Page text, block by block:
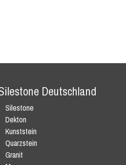
Deutschland
Silestone
Dekton
Kunststein
Quarzstein
Granit